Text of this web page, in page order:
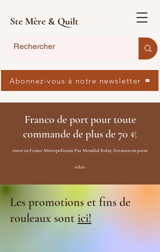
Ste Mère & Quilt
Franco de port pour toute
commande de plus de 70 €
envoi en France Métropolitaine Par Mondial Relay, livraison en point
relais
Les promotions et fins de
rouleaux sontici!
Abonnez-vous à notre newsletter